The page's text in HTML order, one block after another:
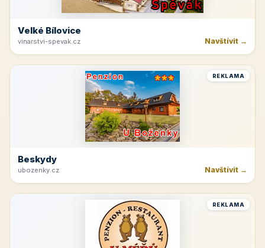
Velké Bílovice
vinarstvi-spevak.cz Navštívit →
REKLAMA
Beskydy
ubozenky.cz Navštívit →
REKLAMA